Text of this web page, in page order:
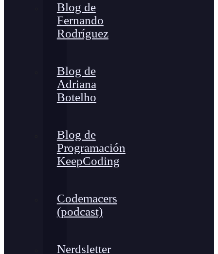
Blog de
Fernando
Rodríguez
Blog de
Adriana
Botelho
Blog de
Programación
KeepCoding
Codemacers
(podcast)
Nerdsletter